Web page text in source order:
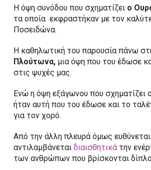
Η όψη συνόδου που σχηματίζει ο
τα οποία εκφραστήκαν με τον
Ποσειδώνα.
Η καθηλωτική του παρουσία πάνω
Πλούτωνα, μια όψη που του έδωσε
στις ψυχές μας.
Ενώ η όψη εξάγωνου που σχηματίζει
ήταν αυτή που του έδωσε και το
για τον χορό.
Από την άλλη πλευρά όμως
αντιλαμβάνεται διαισθητικά την
των ανθρώπων που βρίσκονται